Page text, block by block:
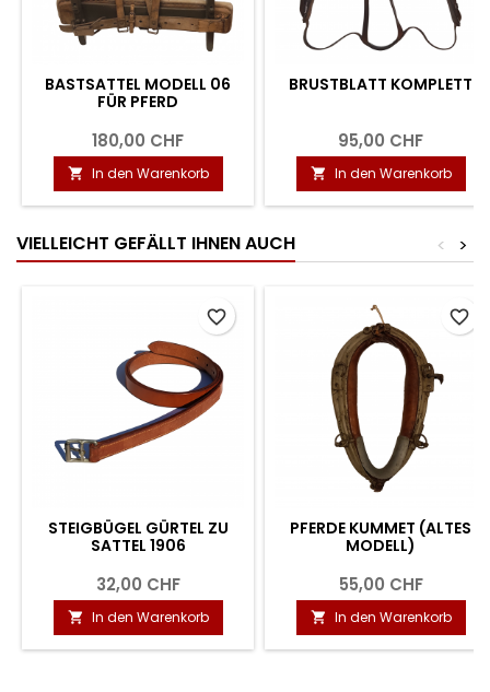
BASTSATTEL MODELL 06
FÜR PFERD
180,00 CHF
 In den Warenkorb
BRUSTBLATT KOMPLETT
95,00 CHF
 In den Warenkorb
VIELLEICHT GEFÄLLT IHNEN AUCH >
<
STEIGBÜGEL GÜRTEL ZU
SATTEL 1906
32,00 CHF
 In den Warenkorb
favorite_border
PFERDE KUMMET (ALTES
MODELL)
55,00 CHF
 In den Warenkorb
favorite_border